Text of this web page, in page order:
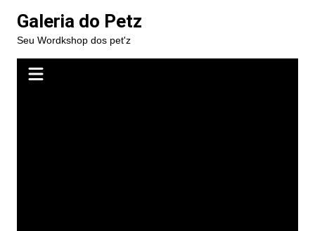
para
conteúdo
Galeria do Petz
Seu Wordkshop dos pet'z